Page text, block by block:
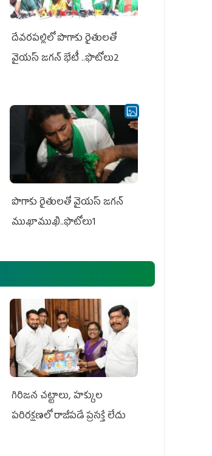
దేవరపల్లిలో పొగాకు రైతులతో
వైయస్ జగన్ భేటీ ..ఫొటోలు2
పొగాకు రైతుల‌తో వైయ‌స్ జ‌గ‌న్
ముఖాముఖి..ఫొటోలు1
గిరిజన చట్టాలు, హక్కుల
పరిరక్షణలో రాజీపడే ప్రసక్తే లేదు